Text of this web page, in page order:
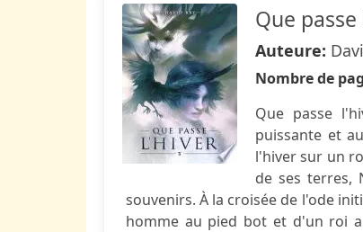
Que
Auteure:
Nombre de
Que passe
puissante et
l'hiver sur un
de ses terres,
souvenirs. À la croisée de l'ode
homme au pied bot et d'un roi